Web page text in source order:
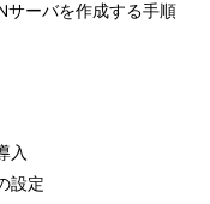
ーバを作成する手順
入
設定